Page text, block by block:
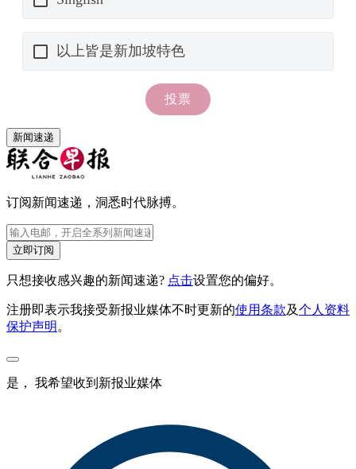
新闻速递
订阅新闻速递，洞悉时代脉搏。
立即订阅
只想接收感兴趣的新闻速递? 点击设置您的偏好。
注册即表示我接受新报业媒体不时更新的使用条款及个人资料
保护声明 。
是， 我希望收到新报业媒体